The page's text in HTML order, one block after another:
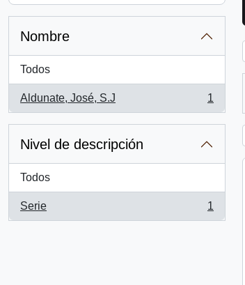
Nombre
Todos
Aldunate, José, S.J
, 1 resultados
1
Nivel de descripción
Todos
Serie
, 1 resultados
1